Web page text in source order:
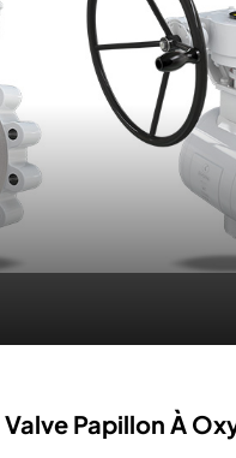
Valve Papillon À